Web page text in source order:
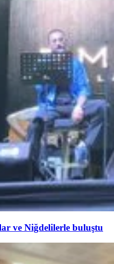
ve Niğdelilerle buluştu